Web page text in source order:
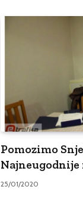
Pomozimo
Najneugodnije
25/01/2020